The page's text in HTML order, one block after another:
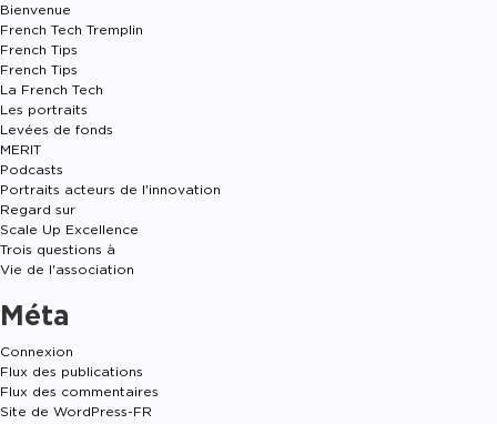
Bienvenue
French Tech Tremplin
French Tips
French Tips
La French Tech
Les portraits
Levées de fonds
MERIT
Podcasts
Portraits acteurs de l'innovation
Regard sur
Scale Up Excellence
Trois questions à
Vie de l'association
Méta
Connexion
Flux des publications
Flux des commentaires
Site de WordPress-FR